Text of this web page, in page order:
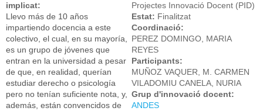
implicat:
Llevo más de 10 años
impartiendo docencia a este
colectivo, el cual, en su mayoría,
es un grupo de jóvenes que
entran en la universidad a pesar
de que, en realidad, querían
estudiar derecho o psicología
pero no tenían suficiente nota, y,
además, están convencidos de
Projectes Innovació Docent (PID)
Estat: Finalitzat
Coordinació:
PEREZ DOMINGO, MARIA
REYES
Participants:
MUÑOZ VAQUER, M. CARMEN
VILADOMIU CANELA, NURIA
Grup d'innovació docent:
ANDES